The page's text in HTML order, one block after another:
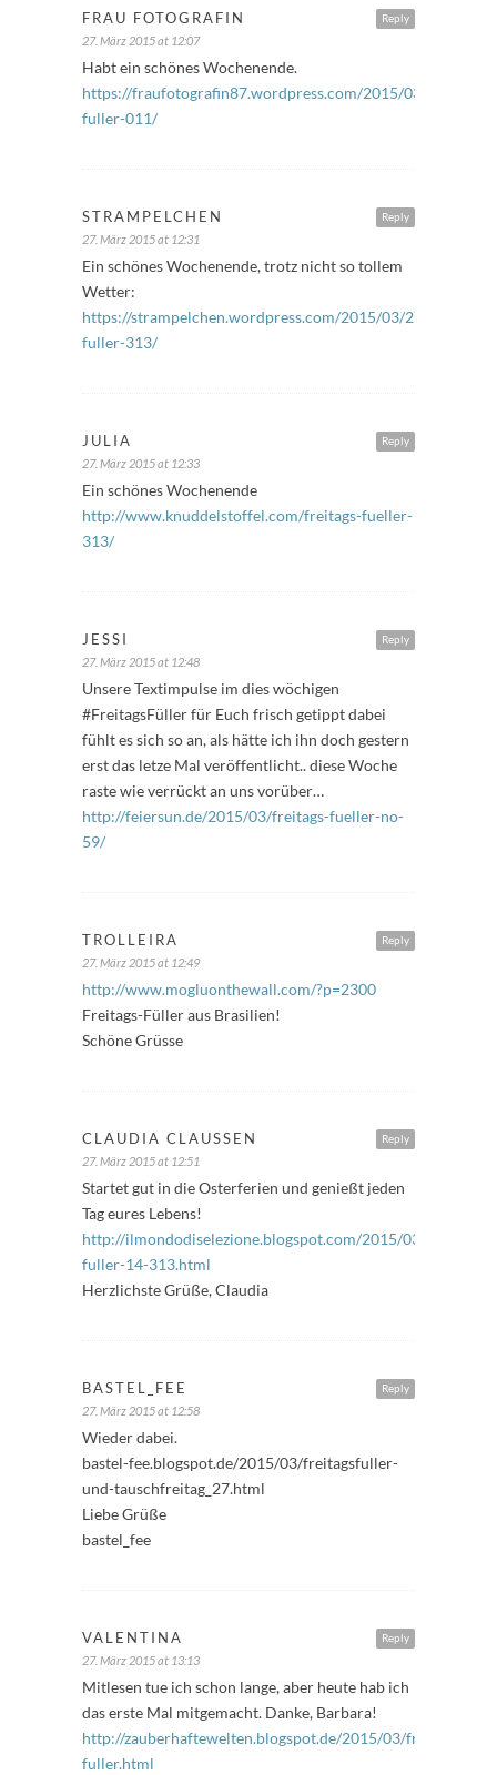
Reply
FRAU FOTOGRAFIN
27. März 2015 at 12:07
Habt ein schönes Wochenende.
https://fraufotografin87.wordpress.com/2015/03/27/
fuller-011/
Reply
STRAMPELCHEN
27. März 2015 at 12:31
Ein schönes Wochenende, trotz nicht so tollem
Wetter:
https://strampelchen.wordpress.com/2015/03/27/freitags-
fuller-313/
Reply
JULIA
27. März 2015 at 12:33
Ein schönes Wochenende
http://www.knuddelstoffel.com/freitags-fueller-
313/
Reply
JESSI
27. März 2015 at 12:48
Unsere Textimpulse im dies wöchigen
#FreitagsFüller für Euch frisch getippt dabei
fühlt es sich so an, als hätte ich ihn doch gestern
erst das letze Mal veröffentlicht.. diese Woche
raste wie verrückt an uns vorüber…
http://feiersun.de/2015/03/freitags-fueller-no-
59/
Reply
TROLLEIRA
27. März 2015 at 12:49
http://www.mogluonthewall.com/?p=2300
Freitags-Füller aus Brasilien!
Schöne Grüsse
Reply
CLAUDIA CLAUSSEN
27. März 2015 at 12:51
Startet gut in die Osterferien und genießt jeden
Tag eures Lebens!
http://ilmondodiselezione.blogspot.com/2015/03/freitags-
fuller-14-313.html
Herzlichste Grüße, Claudia
Reply
BASTEL_FEE
27. März 2015 at 12:58
Wieder dabei.
bastel-fee.blogspot.de/2015/03/freitagsfuller-
und-tauschfreitag_27.html
Liebe Grüße
bastel_fee
Reply
VALENTINA
27. März 2015 at 13:13
Mitlesen tue ich schon lange, aber heute hab ich
das erste Mal mitgemacht. Danke, Barbara!
http://zauberhaftewelten.blogspot.de/2015/03/freitags-
fuller.html